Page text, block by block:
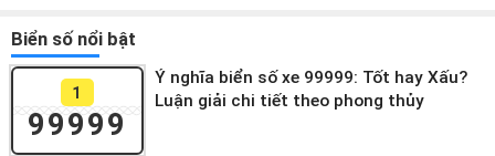
Biển số nổi bật
1
99999
Ý nghĩa biển số xe 99999: Tốt hay Xấu?
Luận giải chi tiết theo phong thủy